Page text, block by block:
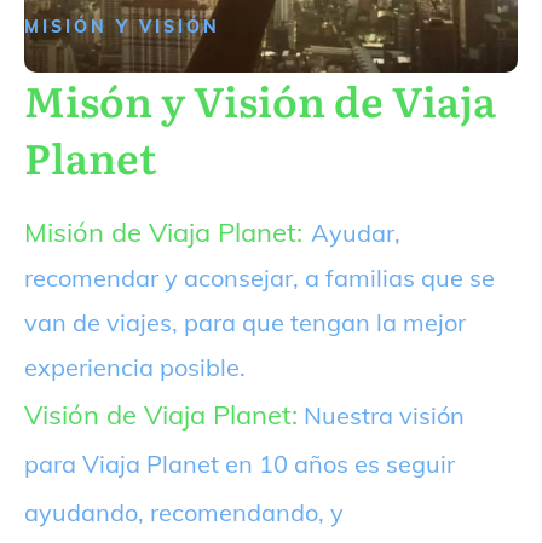
MISIÓN Y VISIÓN
Misón y Visión de Viaja
Planet
Misión de Viaja Planet: Ayudar,
recomendar y aconsejar, a familias que se
van de viajes, para que tengan la mejor
experiencia posible.
Visión de Viaja Planet: Nuestra visión
para Viaja Planet en 10 años es seguir
ayudando, recomendando, y